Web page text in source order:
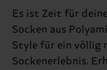
Es ist Zeit für
Socken aus
Style für ein völlig
Sockenerlebnis.